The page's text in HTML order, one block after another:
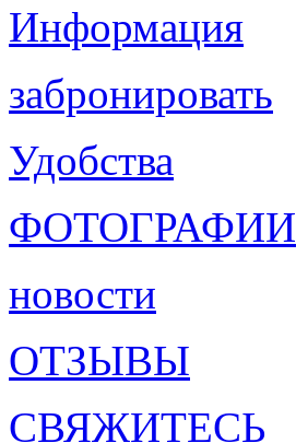
Информация
забронировать
Удобства
ФОТОГРАФИИ
новости
ОТЗЫВЫ
СВЯЖИТЕСЬ